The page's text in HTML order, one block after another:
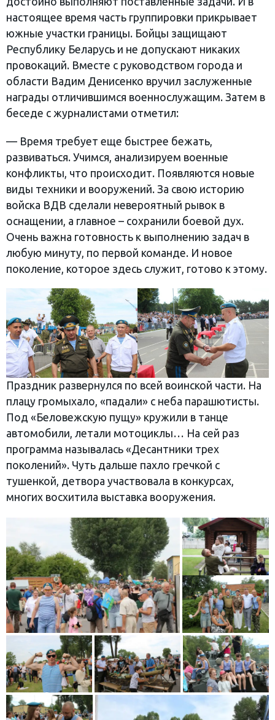
настоящее время часть группировки прикрывает
южные участки границы. Бойцы защищают
Республику Беларусь и не допускают никаких
провокаций. Вместе с руководством города и
области Вадим Денисенко вручил заслуженные
награды отличившимся военнослужащим. Затем в
беседе с журналистами отметил:
— Время требует еще быстрее бежать,
развиваться. Учимся, анализируем военные
конфликты, что происходит. Появляются новые
виды техники и вооружений. За свою историю
войска ВДВ сделали невероятный рывок в
оснащении, а главное – сохранили боевой дух.
Очень важна готовность к выполнению задач в
любую минуту, по первой команде. И новое
поколение, которое здесь служит, готово к этому.
Праздник развернулся по всей воинской части. На
плацу громыхало, «падали» с неба парашютисты.
Под «Беловежскую пущу» кружили в танце
автомобили, летали мотоциклы… На сей раз
программа называлась «Десантники трех
поколений». Чуть дальше пахло гречкой с
тушенкой, детвора участвовала в конкурсах,
многих восхитила выставка вооружения.